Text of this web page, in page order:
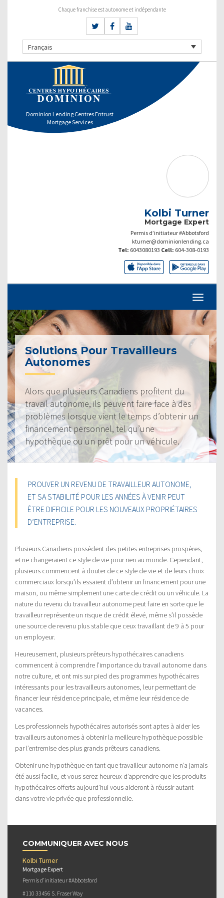
Chaque franchise est autonome et indépendante
Français
Dominion Lending Centres Entrust
Mortgage Services
Kolbi Turner
Mortgage Expert
Permis d’initiateur #Abbotsford
kturner@dominionlending.ca
Tel: 6043080193 Cell: 604-308-0193
Solutions Pour Travailleurs
Autonomes
Alors que plusieurs Canadiens profitent du
travail autonome, ils peuvent faire face à des
problèmes lorsque vient le temps d’obtenir un
financement personnel, tel qu’une
hypothèque ou un prêt pour un véhicule.
PROUVER UN REVENU DE TRAVAILLEUR AUTONOME,
ET SA STABILITÉ POUR LES ANNÉES À VENIR PEUT
ÊTRE DIFFICILE POUR LES NOUVEAUX PROPRIÉTAIRES
D’ENTREPRISE.
Plusieurs Canadiens possèdent des petites entreprises prospères,
et ne changeraient ce style de vie pour rien au monde. Cependant,
plusieurs commencent à douter de ce style de vie et de leurs choix
commerciaux lorsqu’ils essaient d’obtenir un financement pour une
maison, ou même simplement une carte de crédit ou un véhicule. La
nature du revenu du travailleur autonome peut faire en sorte que le
travailleur représente un risque de crédit élevé, même s’il possède
une source de revenu plus stable que ceux travaillant de 9 à 5 pour
un employeur.
Heureusement, plusieurs prêteurs hypothécaires canadiens
commencent à comprendre l’importance du travail autonome dans
notre culture, et ont mis sur pied des programmes hypothécaires
intéressants pour les travailleurs autonomes, leur permettant de
financer leur résidence principale, et même leur résidence de
vacances.
Les professionnels hypothécaires autorisés sont aptes à aider les
travailleurs autonomes à obtenir la meilleure hypothèque possible
par l’entremise des plus grands prêteurs canadiens.
Obtenir une hypothèque en tant que travailleur autonome n’a jamais
été aussi facile, et vous serez heureux d’apprendre que les produits
hypothécaires offerts aujourd’hui vous aideront à réussir autant
dans votre vie privée que professionnelle.
COMMUNIQUER AVEC NOUS
Kolbi Turner
Mortgage Expert
Permis d’initiateur #Abbotsford
#110 33456 S. Fraser Way